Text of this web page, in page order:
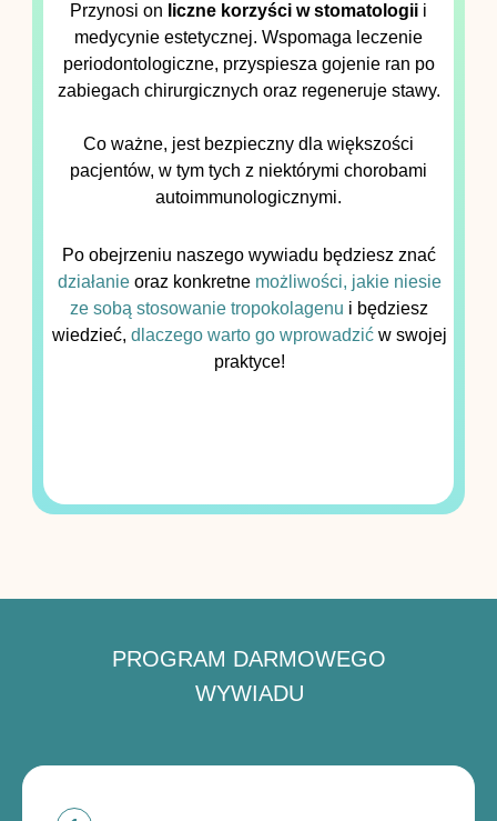
Przynosi on liczne korzyści w stomatologii i
medycynie estetycznej. Wspomaga leczenie
periodontologiczne, przyspiesza gojenie ran po
zabiegach chirurgicznych oraz regeneruje stawy.
Co ważne, jest bezpieczny dla większości
pacjentów, w tym tych z niektórymi chorobami
autoimmunologicznymi.
Po obejrzeniu naszego wywiadu będziesz znać
działanieoraz konkretne możliwości, jakie niesie
ze sobą stosowanie tropokolagenu i będziesz
wiedzieć, dlaczego warto go wprowadzićw swojej
praktyce!
PROGRAM DARMOWEGO
WYWIADU